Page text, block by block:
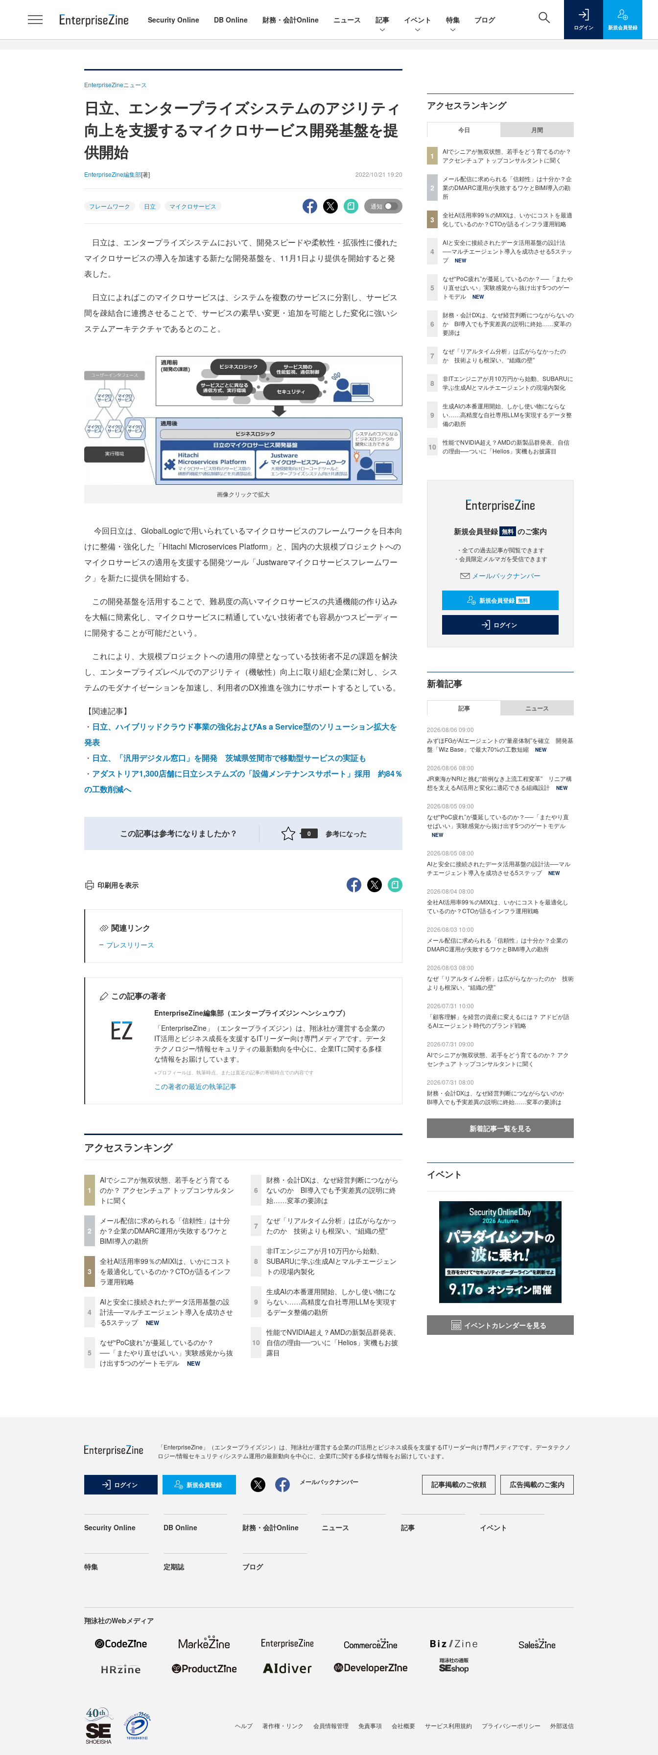
Security Online DB Online 財務・会計Online ニュース 記事 イベント 特集 ブログ
ログイン 新規会員登録
EnterpriseZineニュース
日立、エンタープライズシステムのアジリティ
向上を支援するマイクロサービス開発基盤を提
供開始
EnterpriseZine編集部[著] 2022/10/21 19:20
フレームワーク 日立 マイクロサービス 通知
日立は、エンタープライズシステムにおいて、開発スピードや柔軟性・拡張性に優れた
マイクロサービスの導入を加速する新たな開発基盤を、11月1日より提供を開始すると発
表した。
日立によればこのマイクロサービスは、システムを複数のサービスに分割し、サービス
間を疎結合に連携させることで、サービスの素早い変更・追加を可能とした変化に強いシ
ステムアーキテクチャであるとのこと。
画像クリックで拡大
今回日立は、GlobalLogicで用いられているマイクロサービスのフレームワークを日本向
けに整備・強化した「Hitachi Microservices Platform」と、国内の大規模プロジェクトへの
マイクロサービスの適用を支援する開発ツール「Justwareマイクロサービスフレームワー
ク」を新たに提供を開始する。
この開発基盤を活用することで、難易度の高いマイクロサービスの共通機能の作り込み
を大幅に簡素化し、マイクロサービスに精通していない技術者でも容易かつスピーディー
に開発することが可能だという。
これにより、大規模プロジェクトへの適用の障壁となっている技術者不足の課題を解決
し、エンタープライズレベルでのアジリティ（機敏性）向上に取り組む企業に対し、シス
テムのモダナイゼーションを加速し、利用者のDX推進を強力にサポートするとしている。
【関連記事】
・ 日立、ハイブリッドクラウド事業の強化およびAs a Service型のソリューション拡大を
発表
・ 日立、「汎用デジタル窓口」を開発 茨城県笠間市で移動型サービスの実証も
・ アダストリア1,300店舗に日立システムズの「設備メンテナンスサポート」採用 約84％
の工数削減へ
この記事は参考になりましたか？ 0 参考になった
印刷用を表示
関連リンク
プレスリリース
この記事の著者
EnterpriseZine編集部（エンタープライズジン ヘンシュウブ）
「EnterpriseZine」（エンタープライズジン）は、翔泳社が運営する企業の
IT活用とビジネス成長を支援するITリーダー向け専門メディアです。データ
テクノロジー/情報セキュリティの最新動向を中心に、企業ITに関する多様
な情報をお届けしています。
※プロフィールは、執筆時点、または直近の記事の寄稿時点での内容です
この著者の最近の執筆記事
アクセスランキング
1
AIでシニアが無双状態、若手をどう育てる
のか？ アクセンチュア トップコンサルタン
トに聞く
2
メール配信に求められる「信頼性」は十分
か？企業のDMARC運用が失敗するワケと
BIMI導入の勘所
3
全社AI活用率99％のMIXIは、いかにコスト
を最適化しているのか？CTOが語るインフ
ラ運用戦略
4
AIと安全に接続されたデータ活用基盤の設
計法──マルチエージェント導入を成功させ
る5ステップ
NEW
5
なぜ“PoC疲れ”が蔓延しているのか？
──「またやり直せばいい」実験感覚から抜
け出す5つのゲートモデル
NEW
6
財務・会計DXは、なぜ経営判断につながら
ないのか BI導入でも予実差異の説明に終
始……変革の要諦は
7
なぜ「リアルタイム分析」は広がらなかっ
たのか 技術よりも根深い、“組織の壁”
8
非ITエンジニアが月10万円から始動、
SUBARUに学ぶ生成AIとマルチエージェン
トの現場内製化
9
生成AIの本番運用開始、しかし使い物にな
らない……高精度な自社専用LLMを実現す
るデータ整備の勘所
10
性能でNVIDIA超え？AMDの新製品群発表、
自信の理由──ついに「Helios」実機もお披
露目
アクセスランキング
今日 月間
1
AIでシニアが無双状態、若手をどう育てるのか？
アクセンチュア トップコンサルタントに聞く
2
メール配信に求められる「信頼性」は十分か？企
業のDMARC運用が失敗するワケとBIMI導入の勘
所
3
全社AI活用率99％のMIXIは、いかにコストを最適
化しているのか？CTOが語るインフラ運用戦略
4
AIと安全に接続されたデータ活用基盤の設計法
──マルチエージェント導入を成功させる5ステッ
プ
NEW
5
なぜ“PoC疲れ”が蔓延しているのか？──「またや
り直せばいい」実験感覚から抜け出す5つのゲー
トモデル
NEW
6
財務・会計DXは、なぜ経営判断につながらないの
か BI導入でも予実差異の説明に終始……変革の
要諦は
7
なぜ「リアルタイム分析」は広がらなかったの
か 技術よりも根深い、“組織の壁”
8
非ITエンジニアが月10万円から始動、SUBARUに
学ぶ生成AIとマルチエージェントの現場内製化
9
生成AIの本番運用開始、しかし使い物にならな
い……高精度な自社専用LLMを実現するデータ整
備の勘所
10
性能でNVIDIA超え？AMDの新製品群発表、自信
の理由──ついに「Helios」実機もお披露目
新規会員登録 無料 のご案内
・全ての過去記事が閲覧できます
・会員限定メルマガを受信できます
メールバックナンバー
新規会員登録 無料
ログイン
新着記事
記事 ニュース
2026/08/06 09:00
みずほFGがAIエージェントの“量産体制”を確立 開発基
盤「Wiz Base」で最大70%の工数短縮
NEW
2026/08/06 08:00
JR東海がNRIと挑む“前例なき上流工程変革” リニア構
想を支えるAI活用と変化に適応できる組織設計
NEW
2026/08/05 09:00
なぜ“PoC疲れ”が蔓延しているのか？──「またやり直
せばいい」実験感覚から抜け出す5つのゲートモデル
NEW
2026/08/05 08:00
AIと安全に接続されたデータ活用基盤の設計法──マル
チエージェント導入を成功させる5ステップ
NEW
2026/08/04 08:00
全社AI活用率99％のMIXIは、いかにコストを最適化し
ているのか？CTOが語るインフラ運用戦略
2026/08/03 10:00
メール配信に求められる「信頼性」は十分か？企業の
DMARC運用が失敗するワケとBIMI導入の勘所
2026/08/03 08:00
なぜ「リアルタイム分析」は広がらなかったのか 技術
よりも根深い、“組織の壁”
2026/07/31 10:00
「顧客理解」を経営の資産に変えるには？ アドビが語
るAIエージェント時代のブランド戦略
2026/07/31 09:00
AIでシニアが無双状態、若手をどう育てるのか？ アク
センチュア トップコンサルタントに聞く
2026/07/31 08:00
財務・会計DXは、なぜ経営判断につながらないのか
BI導入でも予実差異の説明に終始……変革の要諦は
新着記事一覧を見る
イベント
イベントカレンダーを見る
「EnterpriseZine」（エンタープライズジン）は、翔泳社が運営する企業のIT活用とビジネス成長を支援するITリーダー向け専門メディアです。データテクノ
ロジー/情報セキュリティ/システム運用の最新動向を中心に、企業ITに関する多様な情報をお届けしています。
ログイン 新規会員登録 メールバックナンバー 記事掲載のご依頼 広告掲載のご案内
Security Online DB Online 財務・会計Online ニュース 記事 イベント
特集 定期誌 ブログ
翔泳社のWebメディア
ヘルプ 著作権・リンク 会員情報管理 免責事項 会社概要 サービス利用規約 プライバシーポリシー 外部送信